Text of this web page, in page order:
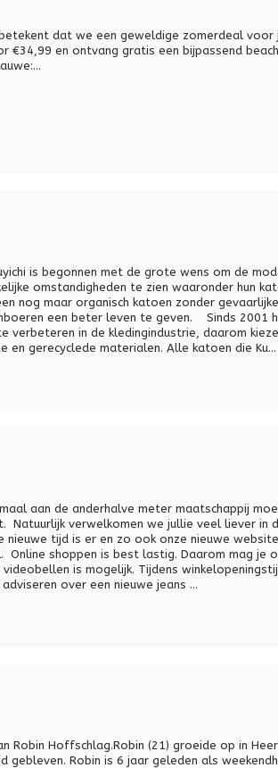
dat we een geweldige zomerdeal
€34,99 en ontvang gratis een bijpassend
is begonnen met de grote wens om de
omstandigheden te zien waaronder hun
nog maar organisch katoen zonder
een beter leven te geven. Sinds 2001
verbeteren in de kledingindustrie, daarom
en gerecyclede materialen. Alle katoen die Ku...
aan de anderhalve meter maatschappij
Natuurlijk verwelkomen we jullie veel liever in
tijd is er en zo ook onze nieuwe
Online shoppen is best lastig. Daarom mag je
is mogelijk. Tijdens
over een nieuwe jeans ...
Robin Hoffschlag.Robin (21) groeide op in
Robin is 6 jaar geleden als